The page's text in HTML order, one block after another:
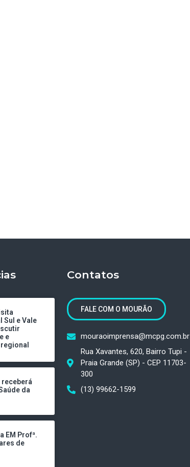
Sul e Vale
e
da
EM Profª.
de
Contatos
FALE COM O MOURÃO
mouraoimprensa@mcpg.com.br
Rua Xavantes, 620, Bairro Tupi -
Praia Grande (SP) - CEP 11703-
300
(13) 99662-1599